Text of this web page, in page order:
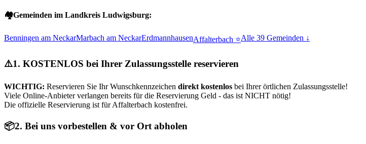
🏘️Gemeinden im Landkreis Ludwigsburg:
Benningen am NeckarMarbach am NeckarErdmannhausenAffalterbach ⭐Alle 39 Gemeinden ↓
⚠️1. KOSTENLOS bei Ihrer Zulassungsstelle reservieren
WICHTIG: Reservieren Sie Ihr Wunschkennzeichen direkt kostenlos bei Ihrer örtlichen Zulassungsstelle!
Viele Online-Anbieter verlangen bereits für die Reservierung Geld - das ist NICHT nötig!
Die offizielle Reservierung ist für Affalterbach kostenfrei.
📦2. Bei uns vorbestellen & vor Ort abholen